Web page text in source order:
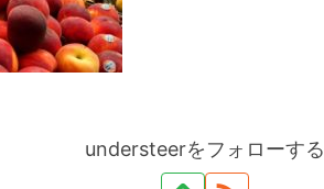
understeerをフォローする